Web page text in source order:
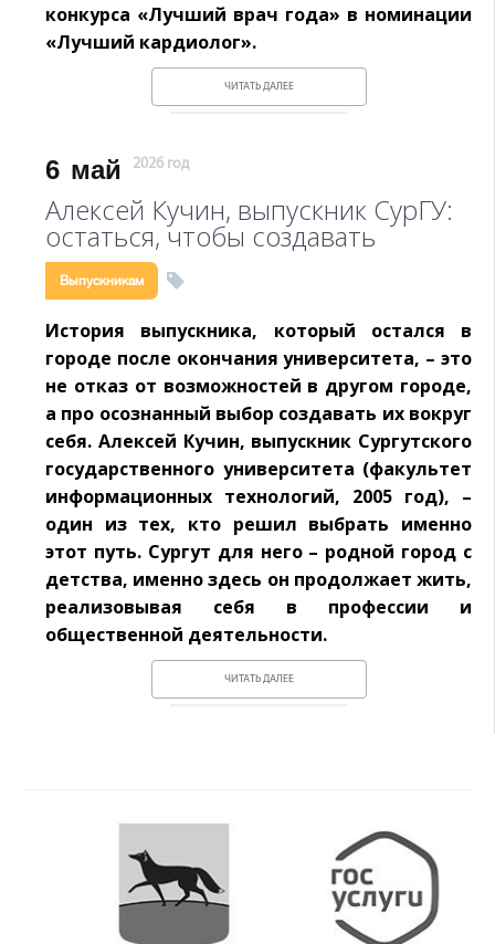
конкурса «Лучший врач года» в номинации
«Лучший кардиолог».
ЧИТАТЬ ДАЛЕЕ
6 май 2026 год
Алексей Кучин, выпускник СурГУ:
остаться, чтобы создавать
Выпускникам
История выпускника, который остался в
городе после окончания университета, – это
не отказ от возможностей в другом городе,
а про осознанный выбор создавать их вокруг
себя. Алексей Кучин, выпускник Сургутского
государственного университета (факультет
информационных технологий, 2005 год), –
один из тех, кто решил выбрать именно
этот путь. Сургут для него – родной город с
детства, именно здесь он продолжает жить,
реализовывая себя в профессии и
общественной деятельности.
ЧИТАТЬ ДАЛЕЕ